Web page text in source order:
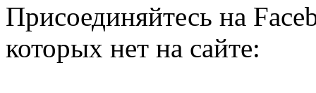
Присоединяйтесь на
которых нет на сайте: